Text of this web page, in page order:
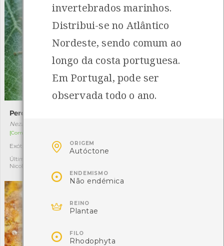
Percevejo-verde
Nezara viridula
[Comum]
Exótica
Última observação por:
Nicole Viana
invertebrados marinhos.
Distribui-se no Atlântico
Nordeste, sendo comum ao
longo da costa portuguesa.
Em Portugal, pode ser
observada todo o ano.
 ORIGEM
Autóctone
 ENDEMISMO
Não endémica
 REINO
Plantae
 FILO
Rhodophyta